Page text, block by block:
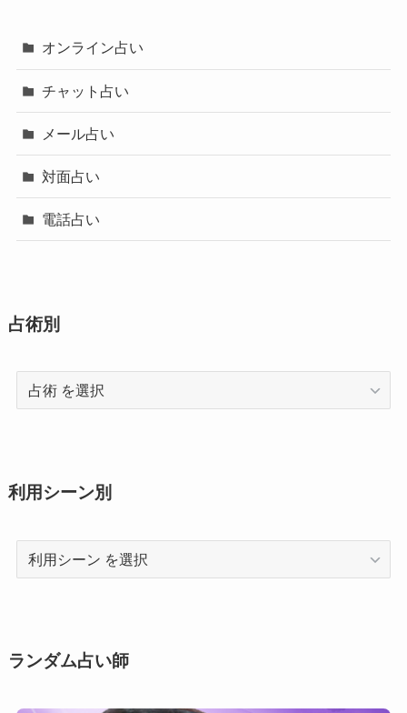
オンライン占い
チャット占い
メール占い
対面占い
電話占い
占術別
術
利用シーン別
利
用
ン
ランダム占い師